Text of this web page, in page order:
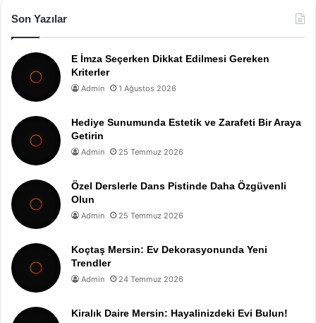
Son Yazılar
E İmza Seçerken Dikkat Edilmesi Gereken
Kriterler
Admin 1 Ağustos 2026
Hediye Sunumunda Estetik ve Zarafeti Bir Araya
Getirin
Admin 25 Temmuz 2026
Özel Derslerle Dans Pistinde Daha Özgüvenli
Olun
Admin 25 Temmuz 2026
Koçtaş Mersin: Ev Dekorasyonunda Yeni
Trendler
Admin 24 Temmuz 2026
Kiralık Daire Mersin: Hayalinizdeki Evi Bulun!